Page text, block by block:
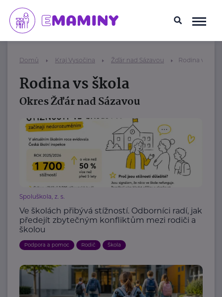
Domů Kraj Vysočina Žďár nad Sázavou Rodina vs
Rodina vs škola
Okres Žďár nad Sázavou
Spoluškola, z. s.
Ve školách přibývá stížností. Odborníci radí, jak
předejít zbytečným konfliktům mezi rodiči a
školou
Podpora a pomoc Rodič Škola